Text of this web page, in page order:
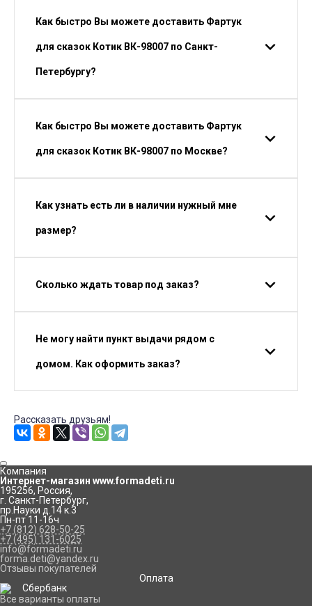
Как быстро Вы можете доставить Фартук
для сказок Котик ВК-98007 по Санкт-
Петербургу?
Как быстро Вы можете доставить Фартук
для сказок Котик ВК-98007 по Москве?
Как узнать есть ли в наличии нужный мне
размер?
Сколько ждать товар под заказ?
Не могу найти пункт выдачи рядом с
домом. Как оформить заказ?
Рассказать друзьям!
Компания
Интернет-магазин www.formadeti.ru
195256, Россия,
г. Санкт-Петербург,
пр.Науки д.14 к.3
Пн-пт 11-16ч
+7 (812) 628-50-25
+7 (495) 131-6025
info@formadeti.ru
forma.deti@yandex.ru
Отзывы покупателей
Оплата
Все варианты оплаты